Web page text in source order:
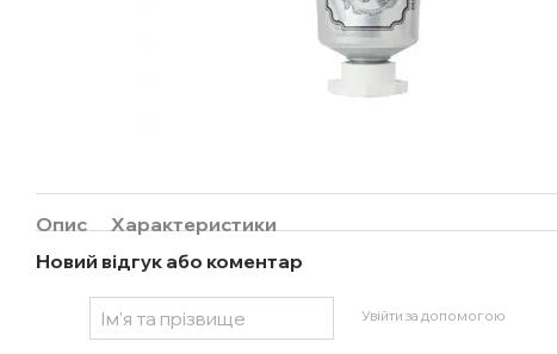
Опис
Характеристики
Новий відгук або коментар
Увійти за допомогою